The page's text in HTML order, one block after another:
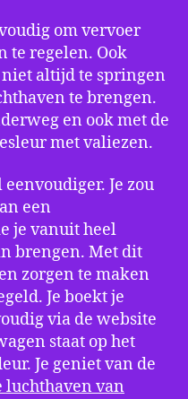
om vervoer
te regelen. Ook
altijd te springen
te brengen.
en ook met de
met valiezen.
Je zou
een
je vanuit heel
brengen. Met dit
zorgen te maken
Je boekt je
via de website
staat op het
Je geniet van de
luchthaven van